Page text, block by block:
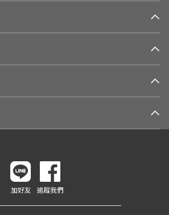
加好友 追蹤我們